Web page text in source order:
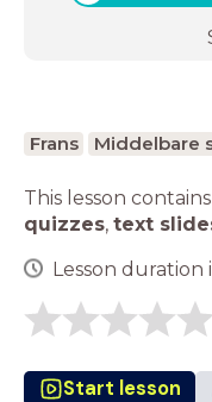
Frans Middelbare
This lesson contains
quizzes, text
Lesson duration
Start lesson